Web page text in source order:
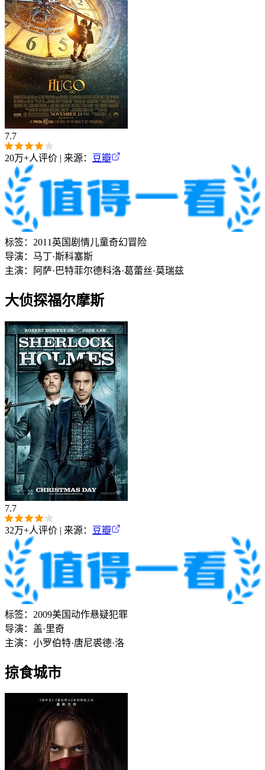
7.7
20万+人评价 | 来源： 豆瓣
标签： 2011 英国 剧情儿童奇幻冒险
导演： 马丁·斯科塞斯
主演：
阿萨·巴特菲尔德科洛·葛蕾丝·莫瑞兹
大侦探福尔摩斯
7.7
32万+人评价 | 来源： 豆瓣
标签： 2009美国动作悬疑犯罪
导演： 盖·里奇
主演： 小罗伯特·唐尼裘德·洛
掠食城市